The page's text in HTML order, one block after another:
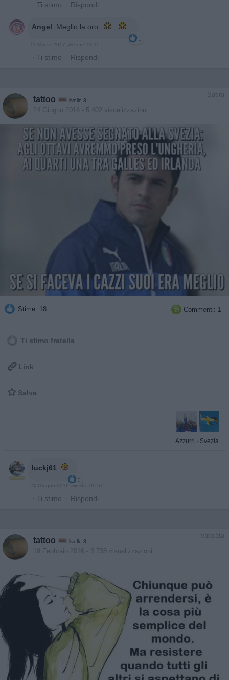
· Ti stimo · Rispondi
Angel: Meglio la oro
1
11 Marzo 2017 alle ore 13:11
· Ti stimo · Rispondi
Satira
tattoo livello 8
24 Giugno 2016 - 5.402 visualizzazioni
Stime: 18  Commenti: 1
Ti stimo fratella
 Link
 Salva
Azzurri · Svezia
luckj61:
5
24 Giugno 2016 alle ore 09:57
· Ti stimo · Rispondi
Vaccata
tattoo livello 8
19 Febbraio 2016 - 3.738 visualizzazioni